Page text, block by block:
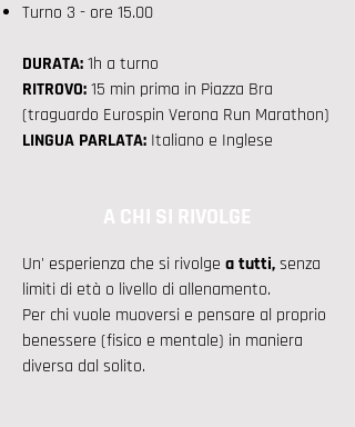
Turno 3 - ore 15.00
DURATA:1h a turno
RITROVO:15 min prima in Piazza Bra
(traguardo Eurospin Verona Run Marathon)
LINGUA PARLATA: Italiano e Inglese
A CHI SI RIVOLGE
Un' esperienza che si rivolge a tutti,senza
limiti di età o livello di allenamento.
Per chi vuole muoversi e pensare al proprio
benessere (fisico e mentale) in maniera
diversa dal solito.​​